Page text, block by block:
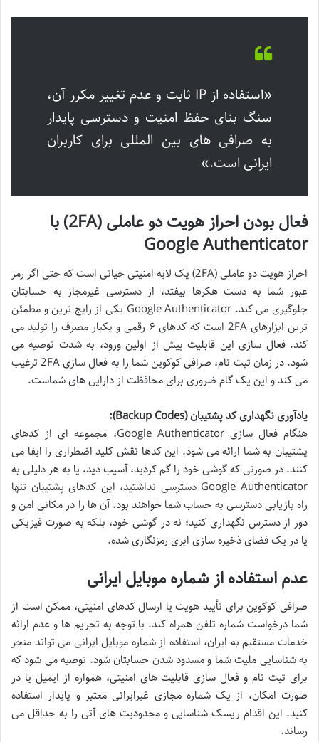
«استفاده از IP ثابت و عدم تغییر مکرر آن،
سنگ بنای حفظ امنیت و دسترسی پایدار
به صرافی های بین المللی برای کاربران
ایرانی است.»
فعال بودن احراز هویت دو عاملی (2FA) با
Google Authenticator
احراز هویت دو عاملی (2FA) یک لایه امنیتی حیاتی است که حتی اگر رمز
عبور شما به دست هکرها بیفتد، از دسترسی غیرمجاز به حسابتان
جلوگیری می کند. Google Authenticator یکی از رایج ترین و مطمئن
ترین ابزارهای 2FA است که کدهای ۶ رقمی و یکبار مصرف را تولید می
کند. فعال سازی این قابلیت پیش از اولین ورود، به شدت توصیه می
شود. در زمان ثبت نام، صرافی کوکوین شما را به فعال سازی 2FA ترغیب
می کند و این یک گام ضروری برای محافظت از دارایی های شماست.
یادآوری نگهداری کد پشتیبان (Backup Codes):
هنگام فعال سازی Google Authenticator، مجموعه ای از کدهای
پشتیبان به شما ارائه می شود. این کدها نقش کلید اضطراری را ایفا می
کنند. در صورتی که گوشی خود را گم کردید، آسیب دید، یا به هر دلیلی به
Google Authenticator دسترسی نداشتید، این کدهای پشتیبان تنها
راه بازیابی دسترسی به حساب شما خواهند بود. آن ها را در مکانی امن و
دور از دسترس نگهداری کنید؛ نه در گوشی خود، بلکه به صورت فیزیکی
یا در یک فضای ذخیره سازی ابری رمزنگاری شده.
عدم استفاده از شماره موبایل ایرانی
صرافی کوکوین برای تأیید هویت یا ارسال کدهای امنیتی، ممکن است از
شما درخواست شماره تلفن همراه کند. با توجه به تحریم ها و عدم ارائه
خدمات مستقیم به ایران، استفاده از شماره موبایل ایرانی می تواند منجر
به شناسایی ملیت شما و مسدود شدن حسابتان شود. توصیه می شود که
برای ثبت نام و فعال سازی قابلیت های امنیتی، همواره از ایمیل یا در
صورت امکان، از یک شماره مجازی غیرایرانی معتبر و پایدار استفاده
کنید. این اقدام ریسک شناسایی و محدودیت های آتی را به حداقل می
رساند.